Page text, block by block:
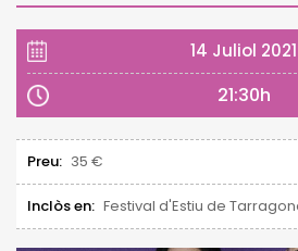
14 Juliol 2021
21:30h
Preu: 35 €
Inclòs en: Festival d'Estiu de